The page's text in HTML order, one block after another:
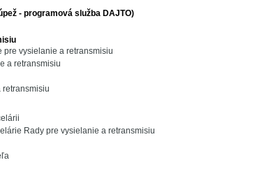
- programová služba DAJTO)
pre vysielanie a retransmisiu
a retransmisiu
retransmisiu
Rady pre vysielanie a retransmisiu